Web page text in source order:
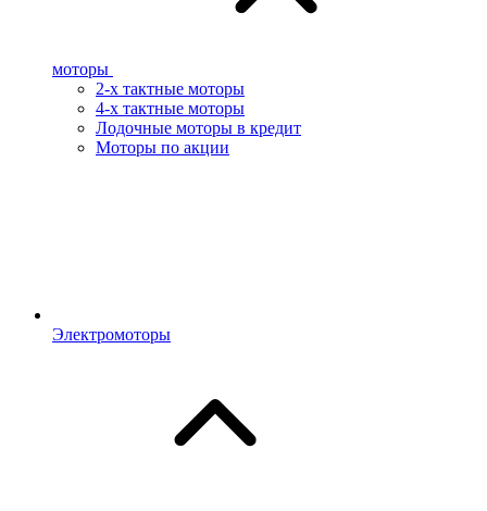
моторы
2-х тактные моторы
4-х тактные моторы
Лодочные моторы в кредит
Моторы по акции
Электромоторы